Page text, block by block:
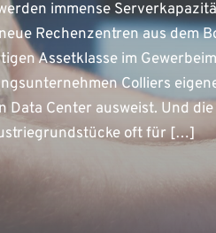
immense
Rechenzentren aus dem
Assetklasse im
Colliers
Data Center ausweist. Und
oft für […]